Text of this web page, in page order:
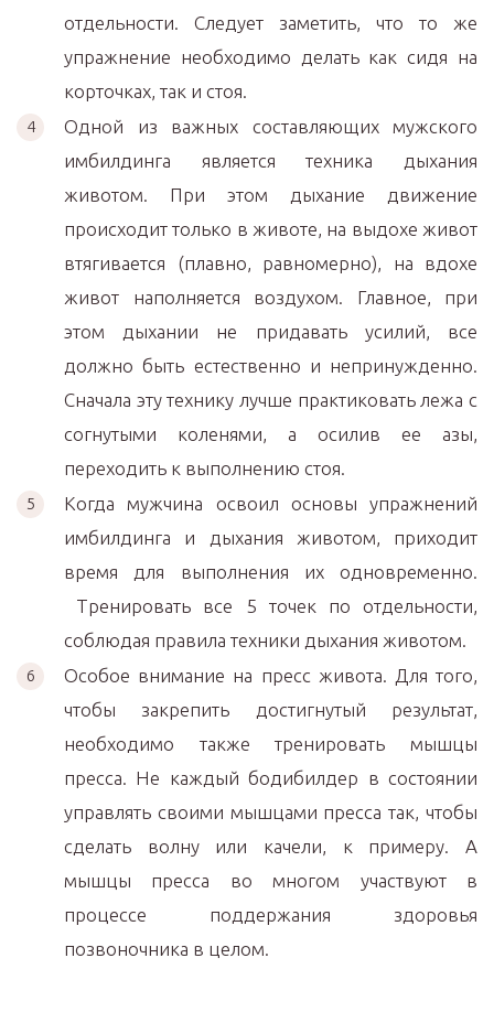
отдельности. Следует заметить, что то же
упражнение необходимо делать как сидя на
корточках, так и стоя.
Одной из важных составляющих мужского
имбилдинга является техника дыхания
животом. При этом дыхание движение
происходит только в животе, на выдохе живот
втягивается (плавно, равномерно), на вдохе
живот наполняется воздухом. Главное, при
этом дыхании не придавать усилий, все
должно быть естественно и непринужденно.
Сначала эту технику лучше практиковать лежа с
согнутыми коленями, а осилив ее азы,
переходить к выполнению стоя.
Когда мужчина освоил основы упражнений
имбилдинга и дыхания животом, приходит
время для выполнения их одновременно.
Тренировать все 5 точек по отдельности,
соблюдая правила техники дыхания животом.
Особое внимание на пресс живота. Для того,
чтобы закрепить достигнутый результат,
необходимо также тренировать мышцы
пресса. Не каждый бодибилдер в состоянии
управлять своими мышцами пресса так, чтобы
сделать волну или качели, к примеру. А
мышцы пресса во многом участвуют в
процессе поддержания здоровья
позвоночника в целом.